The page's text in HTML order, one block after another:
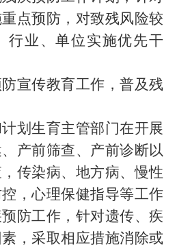
点预防，对致残风险较
行业、单位实施优先干
防宣传教育工作，普及残
划生育主管部门在开展
产前筛查、产前诊断以
传染病、地方病、慢性
，心理保健指导等工作
防工作，针对遗传、疾
，采取相应措施消除或